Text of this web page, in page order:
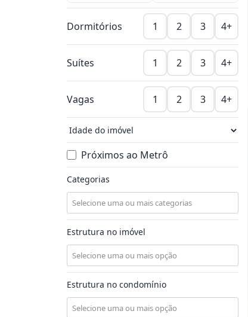
Dormitórios 1 2 3 4+
Suítes 1 2 3 4+
Vagas 1 2 3 4+
Próximos ao Metrô
Categorias
Estrutura no imóvel
Estrutura no condomínio